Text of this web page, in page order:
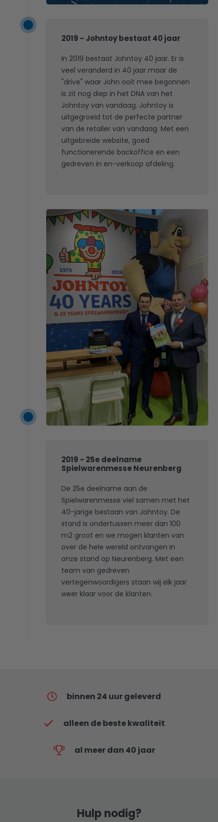
2019 - Johntoy bestaat 40 jaar
In 2019 bestaat Johntoy 40 jaar. Er is
veel veranderd in 40 jaar maar de
"drive" waar John ooit mee begonnen
is zit nog diep in het DNA van het
Johntoy van vandaag. Johntoy is
uitgegroeid tot de perfecte partner
van de retailer van vandaag. Met een
uitgebreide website, goed
functionerende backoffice en een
gedreven in en-verkoop afdeling.
2019 - 25e deelname
Spielwarenmesse Neurenberg
De 25e deelname aan de
Spielwarenmesse viel samen met het
40-jarige bestaan van Johntoy. De
stand is ondertussen meer dan 100
m2 groot en we mogen klanten van
over de hele wereld ontvangen in
onze stand op Neurenberg. Met een
team van gedreven
vertegenwoordigers staan wij elk jaar
weer klaar voor de klanten.
binnen 24 uur geleverd
alleen de beste kwaliteit
al meer dan 40 jaar
Hulp nodig?